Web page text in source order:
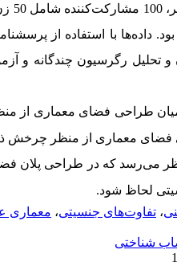
مشارکت‌­کننده
اده­‌ها با استفاده از
رگرسیون چندگانه و
طراحی فضای معماری از
فضای معماری از منظر چرخش
میرسد که در طراحی پلان
لحاظ شود.
، تفاوت‌های جنسیتی، معماری
شناختی